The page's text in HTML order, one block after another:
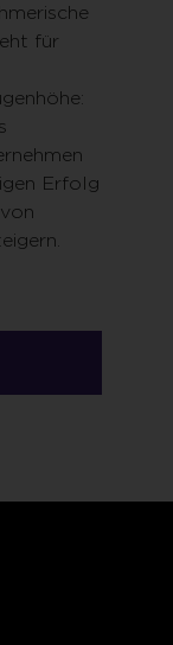
für
Erfolg